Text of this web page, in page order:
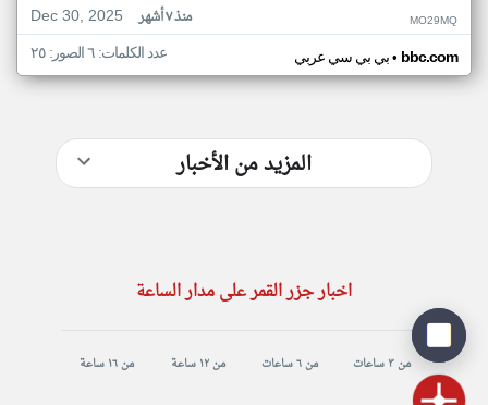
Dec 30, 2025
منذ ٧ أشهر MO29MQ
بي بي سي عربي• bbc.com عدد الكلمات: ٦ الصور: ٢٥
المزيد من الأخبار
اخبار جزر القمر على مدار الساعة
من ٣ ساعات من ٦ ساعات من ١٢ ساعة من ١٦ ساعة